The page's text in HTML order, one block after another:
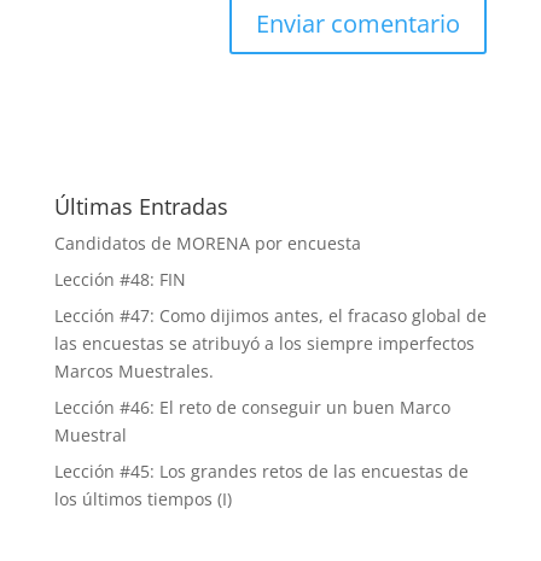
Últimas Entradas
Candidatos de MORENA por encuesta
Lección #48: FIN
Lección #47: Como dijimos antes, el fracaso global de
las encuestas se atribuyó a los siempre imperfectos
Marcos Muestrales.
Lección #46: El reto de conseguir un buen Marco
Muestral
Lección #45: Los grandes retos de las encuestas de
los últimos tiempos (I)